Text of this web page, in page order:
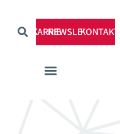
KARRIERE
NEWSLETTER
KONTAKT